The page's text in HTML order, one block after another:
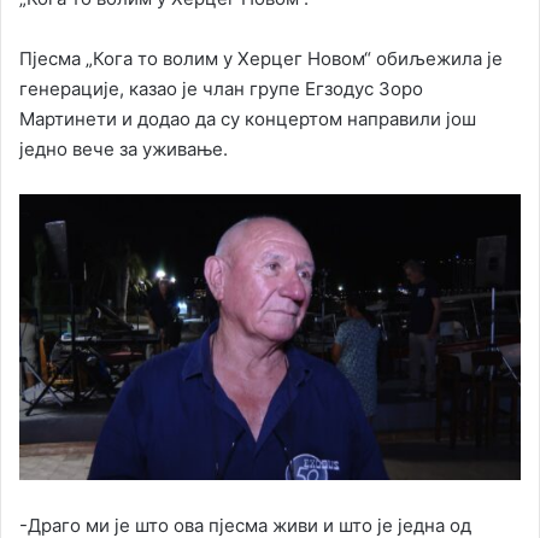
Пјесма „Кога то волим у Херцег Новом“ обиљежила је
генерације, казао је члан групе Егзодус Зоро
Мартинети и додао да су концертом направили још
једно вече за уживање.
-Драго ми је што ова пјесма живи и што је једна од